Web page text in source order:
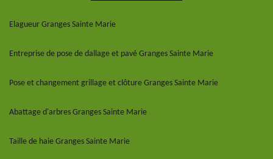
Elagueur Granges Sainte Marie
Entreprise de pose de dallage et pavé Granges Sainte Marie
Pose et changement grillage et clôture Granges Sainte Marie
Abattage d'arbres Granges Sainte Marie
Taille de haie Granges Sainte Marie